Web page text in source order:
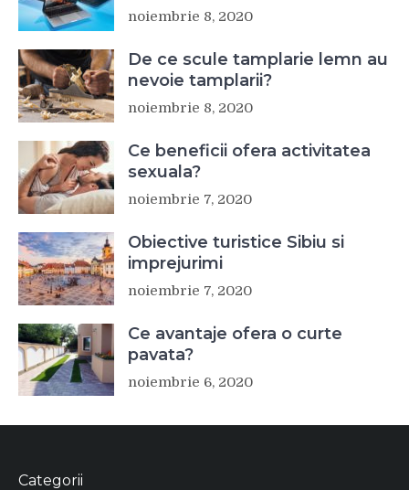
noiembrie 8, 2020
De ce scule tamplarie lemn au
nevoie tamplarii?
noiembrie 8, 2020
Ce beneficii ofera activitatea
sexuala?
noiembrie 7, 2020
Obiective turistice Sibiu si
imprejurimi
noiembrie 7, 2020
Ce avantaje ofera o curte
pavata?
noiembrie 6, 2020
Categorii